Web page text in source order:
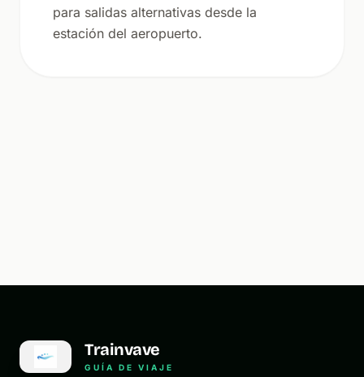
para salidas alternativas desde la
estación del aeropuerto.
Trainvave
GUÍA DE VIAJE